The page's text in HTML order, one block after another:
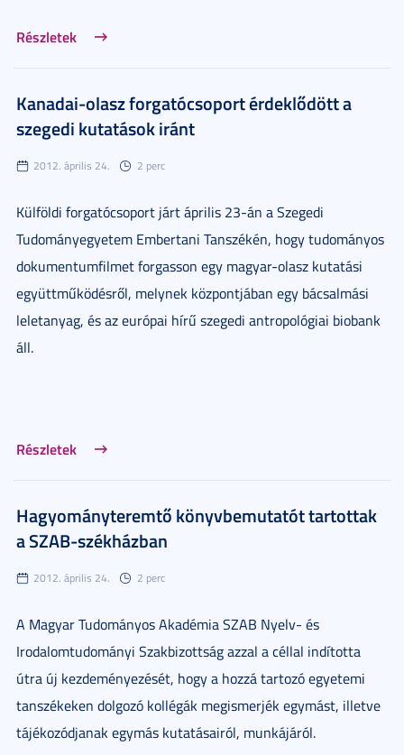
Részletek
Kanadai-olasz forgatócsoport érdeklődött a
szegedi kutatások iránt
2012. április 24. 2 perc
Külföldi forgatócsoport járt április 23-án a Szegedi
Tudományegyetem Embertani Tanszékén, hogy tudományos
dokumentumfilmet forgasson egy magyar-olasz kutatási
együttműködésről, melynek központjában egy bácsalmási
leletanyag, és az európai hírű szegedi antropológiai biobank
áll.
Részletek
Hagyományteremtő könyvbemutatót tartottak
a SZAB-székházban
2012. április 24. 2 perc
A Magyar Tudományos Akadémia SZAB Nyelv- és
Irodalomtudományi Szakbizottság azzal a céllal indította
útra új kezdeményezését, hogy a hozzá tartozó egyetemi
tanszékeken dolgozó kollégák megismerjék egymást, illetve
tájékozódjanak egymás kutatásairól, munkájáról.